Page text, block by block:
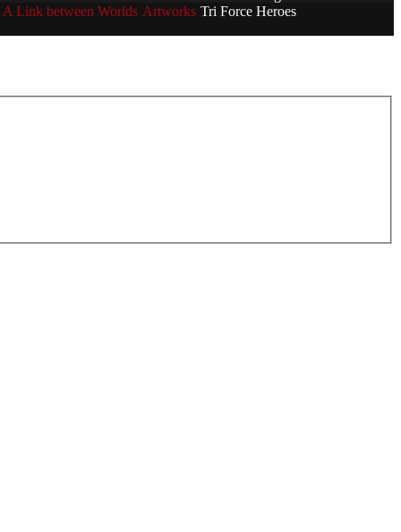
A Link between Worlds Artworks Tri Force Heroes